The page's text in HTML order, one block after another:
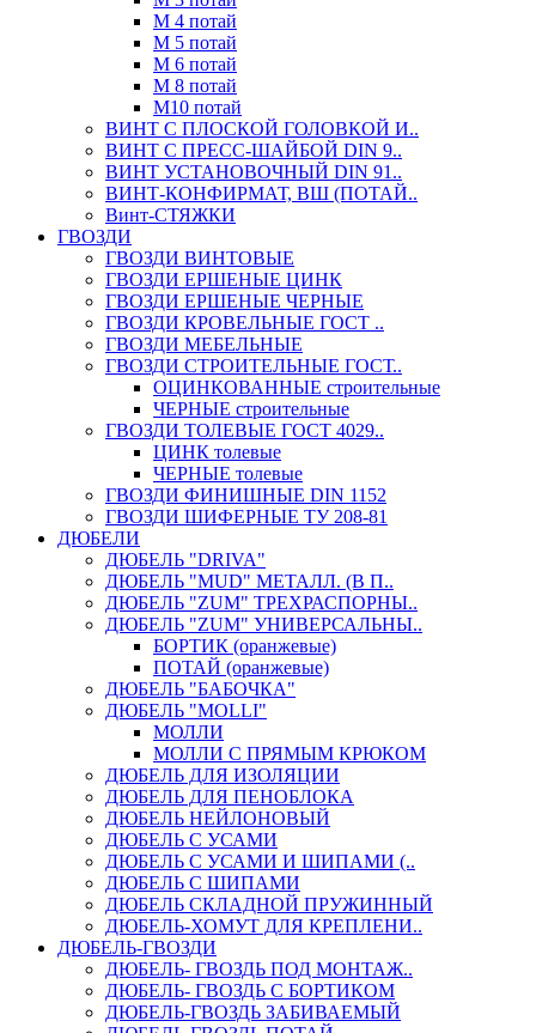
М 4 потай
М 5 потай
М 6 потай
М 8 потай
М10 потай
ВИНТ С ПЛОСКОЙ ГОЛОВКОЙ И..
ВИНТ С ПРЕСС-ШАЙБОЙ DIN 9..
ВИНТ УСТАНОВОЧНЫЙ DIN 91..
ВИНТ-КОНФИРМАТ, ВШ (ПОТАЙ..
Винт-СТЯЖКИ
ГВОЗДИ
ГВОЗДИ ВИНТОВЫЕ
ГВОЗДИ ЕРШЕНЫЕ ЦИНК
ГВОЗДИ ЕРШЕНЫЕ ЧЕРНЫЕ
ГВОЗДИ КРОВЕЛЬНЫЕ ГОСТ ..
ГВОЗДИ МЕБЕЛЬНЫЕ
ГВОЗДИ СТРОИТЕЛЬНЫЕ ГОСТ..
ОЦИНКОВАННЫЕ строительные
ЧЕРНЫЕ строительные
ГВОЗДИ ТОЛЕВЫЕ ГОСТ 4029..
ЦИНК толевые
ЧЕРНЫЕ толевые
ГВОЗДИ ФИНИШНЫЕ DIN 1152
ГВОЗДИ ШИФЕРНЫЕ ТУ 208-81
ДЮБЕЛИ
ДЮБЕЛЬ "DRIVA"
ДЮБЕЛЬ "MUD" МЕТАЛЛ. (В П..
ДЮБЕЛЬ "ZUM" ТРЕХРАСПОРНЫ..
ДЮБЕЛЬ "ZUM" УНИВЕРСАЛЬНЫ..
БОРТИК (оранжевые)
ПОТАЙ (оранжевые)
ДЮБЕЛЬ "БАБОЧКА"
ДЮБЕЛЬ "МOLLI"
МОЛЛИ
МОЛЛИ С ПРЯМЫМ КРЮКОМ
ДЮБЕЛЬ ДЛЯ ИЗОЛЯЦИИ
ДЮБЕЛЬ ДЛЯ ПЕНОБЛОКА
ДЮБЕЛЬ НЕЙЛОНОВЫЙ
ДЮБЕЛЬ С УСАМИ
ДЮБЕЛЬ С УСАМИ И ШИПАМИ (..
ДЮБЕЛЬ С ШИПАМИ
ДЮБЕЛЬ СКЛАДНОЙ ПРУЖИННЫЙ
ДЮБЕЛЬ-ХОМУТ ДЛЯ КРЕПЛЕНИ..
ДЮБЕЛЬ-ГВОЗДИ
ДЮБЕЛЬ- ГВОЗДЬ ПОД МОНТАЖ..
ДЮБЕЛЬ- ГВОЗДЬ С БОРТИКОМ
ДЮБЕЛЬ-ГВОЗДЬ ЗАБИВАЕМЫЙ